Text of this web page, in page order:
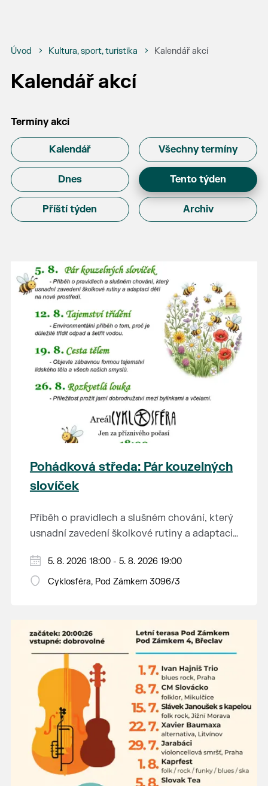
Úvod Kultura, sport, turistika Kalendář akcí
Kalendář akcí
Termíny akcí
Kalendář Všechny termíny
Dnes Tento týden
Příští týden Archiv
Pohádková středa: Pár kouzelných
slovíček
Příběh o pravidlech a slušném chování, který
usnadní zavedení školkové rutiny a adaptaci
Hraje se jen za příznivého počasí.
Vstupné dobrovolné.
5. 8. 2026 18:00 - 5. 8. 2026 19:00
Cyklosféra, Pod Zámkem 3096/3